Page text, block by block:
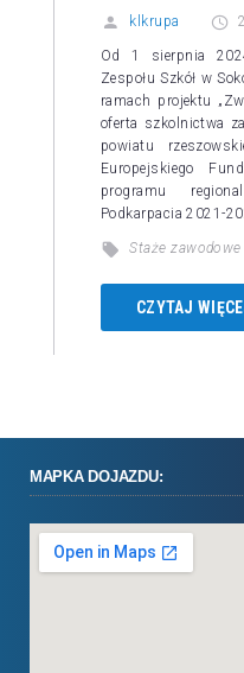
klkrupa
Od 1 sierpnia
Zespołu Szkół w
ramach projektu
oferta szkolnictwa
powiatu
Europejskiego
programu
Podkarpacia 2021-
Staże zawodowe
CZYTAJ
MAPKA DOJAZDU: